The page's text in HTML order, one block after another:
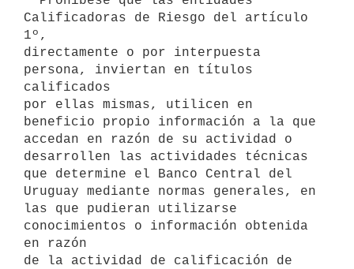
Calificadoras de Riesgo del artículo
1º,
directamente o por interpuesta
persona, inviertan en títulos
calificados
por ellas mismas, utilicen en
beneficio propio información a la que
accedan en razón de su actividad o
desarrollen las actividades técnicas
que determine el Banco Central del
Uruguay mediante normas generales, en
las que pudieran utilizarse
conocimientos o información obtenida
en razón
de la actividad de calificación de